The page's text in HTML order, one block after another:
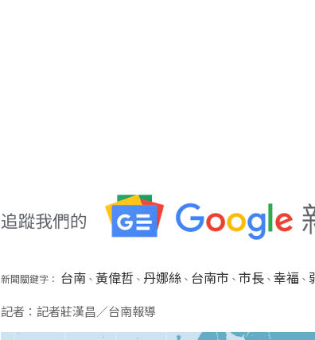
新聞關鍵字： 台南 、 黃偉哲 、 丹娜絲、 台南市 、 市長、 幸福 、
記者：記者莊漢昌／台南報導